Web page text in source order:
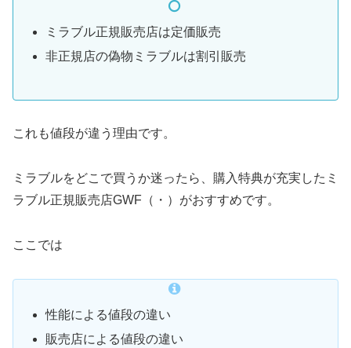
ミラブル正規販売店は定価販売
非正規店の偽物ミラブルは割引販売
これも値段が違う理由です。
ミラブルをどこで買うか迷ったら、購入特典が充実したミ
ラブル正規販売店GWF（・）がおすすめです。
ここでは
性能による値段の違い
販売店による値段の違い